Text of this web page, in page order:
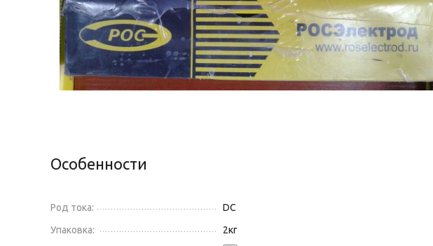
Особенности
Род тока:
DC
Упаковка:
2кг